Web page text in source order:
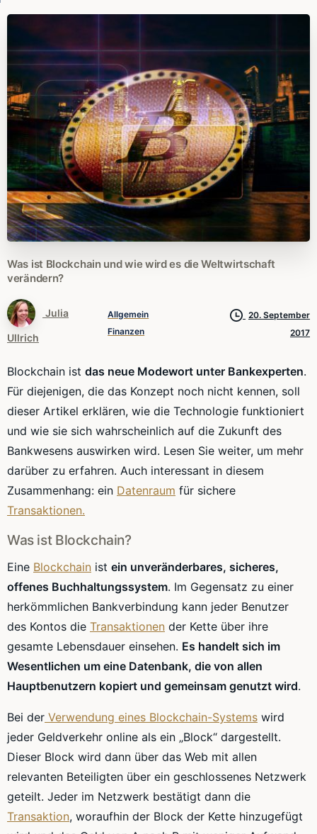
Was ist Blockchain undwiewirdes dieWeltwirtschaft
verändern?
Julia
Ullrich
Allgemein
Finanzen
20. September
2017
Blockchain ist das neue Modewort unter Bankexperten.
Für diejenigen, die das Konzept noch nicht kennen, soll
dieser Artikel erklären, wie die Technologie funktioniert
und wie sie sich wahrscheinlich auf die Zukunft des
Bankwesens auswirken wird. Lesen Sie weiter, um mehr
darüber zu erfahren. Auch interessant in diesem
Zusammenhang: ein Datenraum für sichere
Transaktionen.
Was ist Blockchain?
Eine Blockchain ist ein unveränderbares, sicheres,
offenes Buchhaltungssystem. Im Gegensatz zu einer
herkömmlichen Bankverbindung kann jeder Benutzer
des Kontos die Transaktionen der Kette über ihre
gesamte Lebensdauer einsehen. Es handelt sich im
Wesentlichen um eine Datenbank, die von allen
Hauptbenutzern kopiert und gemeinsam genutzt wird.
Bei der Verwendung eines Blockchain-Systems wird
jeder Geldverkehr online als ein „Block“ dargestellt.
Dieser Block wird dann über das Web mit allen
relevanten Beteiligten über ein geschlossenes Netzwerk
geteilt. Jeder im Netzwerk bestätigt dann die
Transaktion, woraufhin der Block der Kette hinzugefügt